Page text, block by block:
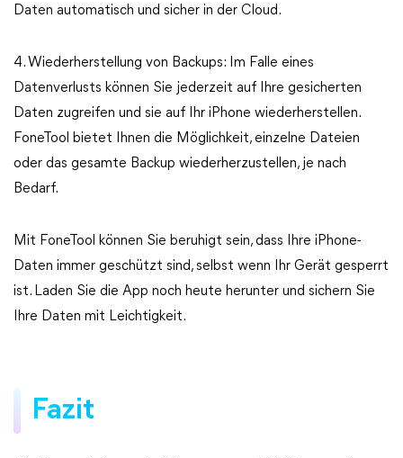
Daten automatisch und sicher in der Cloud.
4. Wiederherstellung von Backups: Im Falle eines
Datenverlusts können Sie jederzeit auf Ihre gesicherten
Daten zugreifen und sie auf Ihr iPhone wiederherstellen.
FoneTool bietet Ihnen die Möglichkeit, einzelne Dateien
oder das gesamte Backup wiederherzustellen, je nach
Bedarf.
Mit FoneTool können Sie beruhigt sein, dass Ihre iPhone-
Daten immer geschützt sind, selbst wenn Ihr Gerät gesperrt
ist. Laden Sie die App noch heute herunter und sichern Sie
Ihre Daten mit Leichtigkeit.
Fazit